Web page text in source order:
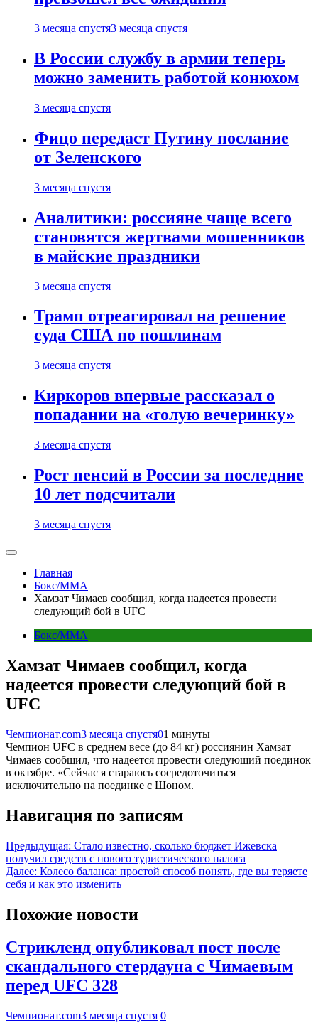
3 месяца спустя3 месяца спустя
В России службу в армии теперь
можно заменить работой конюхом
3 месяца спустя
Фицо передаст Путину послание
от Зеленского
3 месяца спустя
Аналитики: россияне чаще всего
становятся жертвами мошенников
в майские праздники
3 месяца спустя
Трамп отреагировал на решение
суда США по пошлинам
3 месяца спустя
Киркоров впервые рассказал о
попадании на «голую вечеринку»
3 месяца спустя
Рост пенсий в России за последние
10 лет подсчитали
3 месяца спустя
Главная
Бокс/MMA
Хамзат Чимаев сообщил, когда надеется провести
следующий бой в UFC
Бокс/MMA
Хамзат Чимаев сообщил, когда
надеется провести следующий бой в
UFC
Чемпионат.com3 месяца спустя01 минуты
Чемпион UFC в среднем весе (до 84 кг) россиянин Хамзат
Чимаев сообщил, что надеется провести следующий поединок
в октябре. «Сейчас я стараюсь сосредоточиться
исключительно на поединке с Шоном.
Навигация по записям
Предыдущая: Стало известно, сколько бюджет Ижевска
получил средств с нового туристического налога
Далее: Колесо баланса: простой способ понять, где вы теряете
себя и как это изменить
Похожие новости
Стрикленд опубликовал пост после
скандального стердауна с Чимаевым
перед UFC 328
Чемпионат.com3 месяца спустя 0